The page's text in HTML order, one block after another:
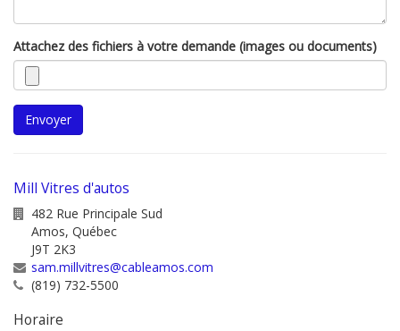
Attachez des fichiers à votre demande (images ou documents)
Envoyer
Mill Vitres d'autos
482 Rue Principale Sud
Amos, Québec
J9T 2K3
sam.millvitres@cableamos.com
(819) 732-5500
Horaire